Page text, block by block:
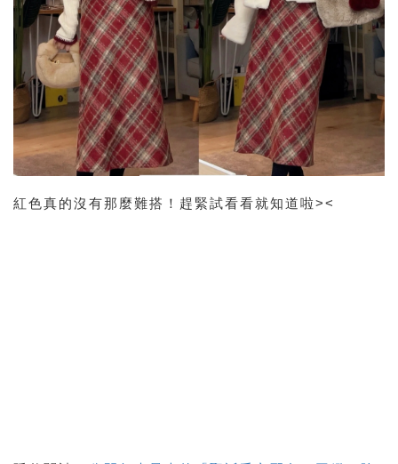
紅色真的沒有那麼難搭！趕緊試看看就知道啦><